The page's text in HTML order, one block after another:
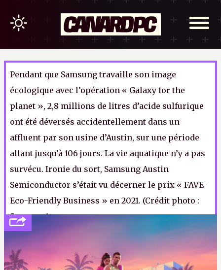
Pendant que Samsung travaille son image
écologique avec l’opération « Galaxy for the
planet », 2,8 millions de litres d’acide sulfurique
ont été déversés accidentellement dans un
affluent par son usine d’Austin, sur une période
allant jusqu’à 106 jours. La vie aquatique n’y a pas
survécu. Ironie du sort, Samsung Austin
Semiconductor s’était vu décerner le prix « FAVE -
Eco-Friendly Business » en 2021. (Crédit photo :
Samsung)